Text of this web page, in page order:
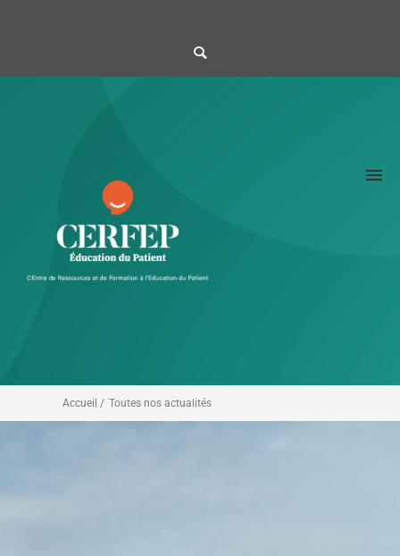
Accueil / Toutes nos actualités